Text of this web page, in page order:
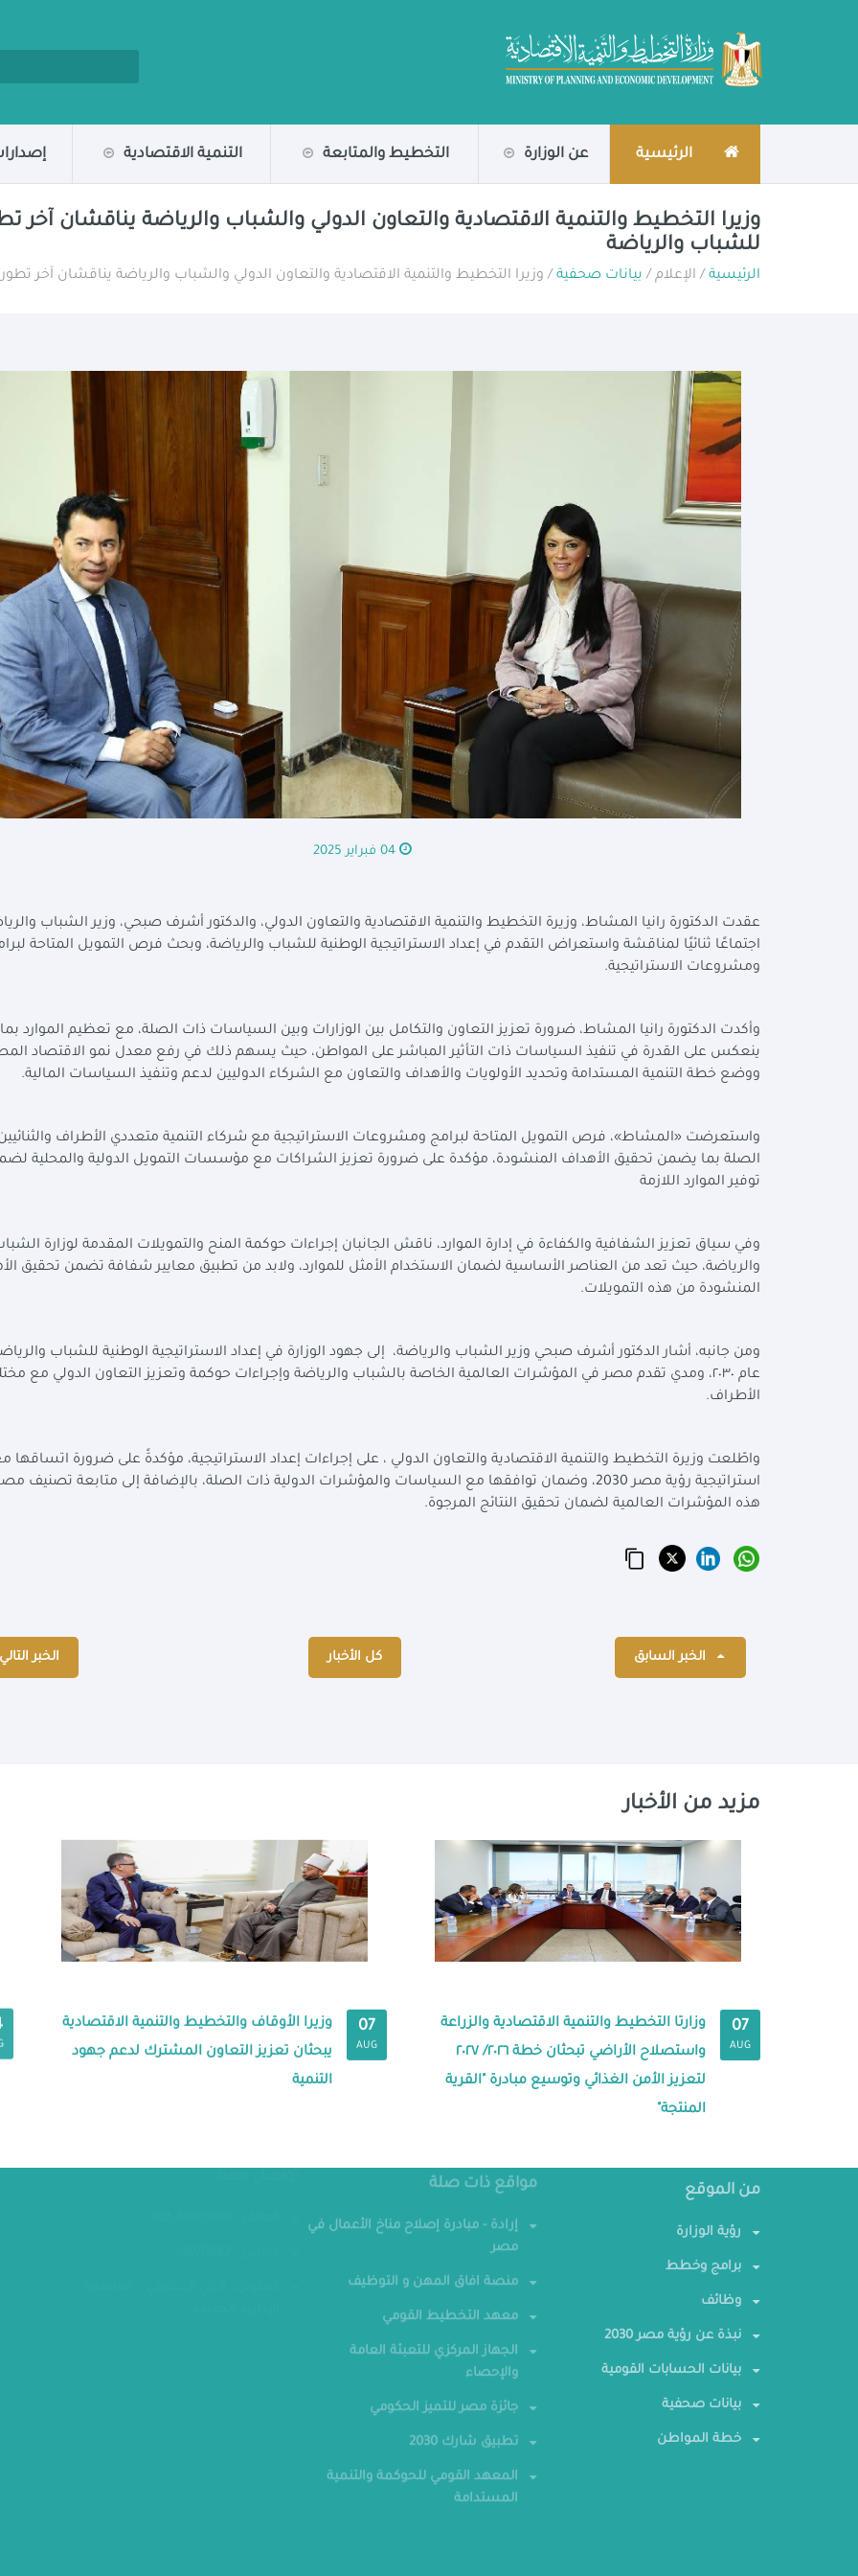
الرئيسية عن الوزارة التخطيط والمتابعة التنمية الاقتصادية
وزيرا التخطيط والتنمية الاقتصادية والتعاون الدولي والشباب والرياضة يناقشان آخر
للشباب والرياضة
الرئيسية / الإعلام / بيانات صحفية / وزيرا التخطيط والتنمية الاقتصادية والتعاون الدولي والشباب والرياضة يناقشان آخر
04 فبراير 2025
عقدت الدكتورة رانيا المشاط، وزيرة التخطيط والتنمية الاقتصادية والتعاون الدولي، والدكتور أشرف صبحي، وزير الشباب
اجتماعًا ثنائيًا لمناقشة واستعراض التقدم في إعداد الاستراتيجية الوطنية للشباب والرياضة، وبحث فرص التمويل المتاحة
ومشروعات الاستراتيجية.
وأكدت الدكتورة رانيا المشاط، ضرورة تعزيز التعاون والتكامل بين الوزارات وبين السياسات ذات الصلة، مع تعظيم الموارد بما
ينعكس على القدرة في تنفيذ السياسات ذات التأثير المباشر على المواطن، حيث يسهم ذلك في رفع معدل نمو الاقتصاد
ووضع خطة التنمية المستدامة وتحديد الأولويات والأهداف والتعاون مع الشركاء الدوليين لدعم وتنفيذ السياسات المالية.
واستعرضت «المشاط»، فرص التمويل المتاحة لبرامج ومشروعات الاستراتيجية مع شركاء التنمية متعددي الأطراف
الصلة بما يضمن تحقيق الأهداف المنشودة، مؤكدة على ضرورة تعزيز الشراكات مع مؤسسات التمويل الدولية والمحلية
توفير الموارد اللازمة
وفي سياق تعزيز الشفافية والكفاءة في إدارة الموارد، ناقش الجانبان إجراءات حوكمة المنح والتمويلات المقدمة لوزارة
والرياضة، حيث تعد من العناصر الأساسية لضمان الاستخدام الأمثل للموارد، ولابد من تطبيق معايير شفافة تضمن تحقيق
المنشودة من هذه التمويلات.
ومن جانبه، أشار الدكتور أشرف صبحي وزير الشباب والرياضة، إلى جهود الوزارة في إعداد الاستراتيجية الوطنية للشباب
عام ٢٠٣٠، ومدي تقدم مصر في المؤشرات العالمية الخاصة بالشباب والرياضة وإجراءات حوكمة وتعزيز التعاون الدولي مع
الأطراف.
واطّلعت وزيرة التخطيط والتنمية الاقتصادية والتعاون الدولي ، على إجراءات إعداد الاستراتيجية، مؤكدةً على ضرورة اتساقها
استراتيجية رؤية مصر 2030، وضمان توافقها مع السياسات والمؤشرات الدولية ذات الصلة، بالإضافة إلى متابعة تصنيف
هذه المؤشرات العالمية لضمان تحقيق النتائج المرجوة.
الخبر السابق كل الأخبار الخبر التالي
مزيد من الأخبار
07
AUG
وزارتا التخطيط والتنمية الاقتصادية والزراعة
واستصلاح الأراضي تبحثان خطة ٢٠٢٦/ ٢٠٢٧
لتعزيز الأمن الغذائي وتوسيع مبادرة "القرية
المنتجة"
07
AUG
وزيرا الأوقاف والتخطيط والتنمية الاقتصادية
يبحثان تعزيز التعاون المشترك لدعم جهود
التنمية
من الموقع
رؤية الوزارة
برامج وخطط
وظائف
نبذة عن رؤية مصر 2030
بيانات الحسابات القومية
بيانات صحفية
خطة المواطن
مواقع ذات صلة
إرادة - مبادرة إصلاح مناخ الأعمال في
معهد التخطيط القومي
الجهاز المركزي للتعبئة العامة
والإحصاء
جائزة مصر للتميز الحكومي
المعهد القومي للحوكمة والتنمية